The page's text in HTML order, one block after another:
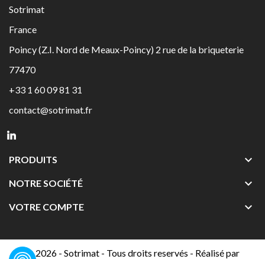
Sotrimat
France
Poincy (Z.I. Nord de Meaux-Poincy) 2 rue de la briqueterie
77470
+33 1 60 09 81 31
contact@sotrimat.fr
PRODUITS 
NOTRE SOCIÉTÉ 
VOTRE COMPTE 
© 2026 - Sotrimat - Tous droits reservés - Réalisé par